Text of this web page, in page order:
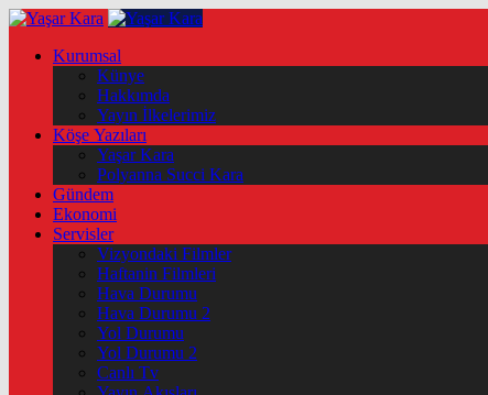
Kurumsal
Künye
Hakkımda
Yayın İlkelerimiz
Köşe Yazıları
Yaşar Kara
Polyanna Succi Kara
Gündem
Ekonomi
Servisler
Vizyondaki Filmler
Haftanin Filmleri
Hava Durumu
Hava Durumu 2
Yol Durumu
Yol Durumu 2
Canlı Tv